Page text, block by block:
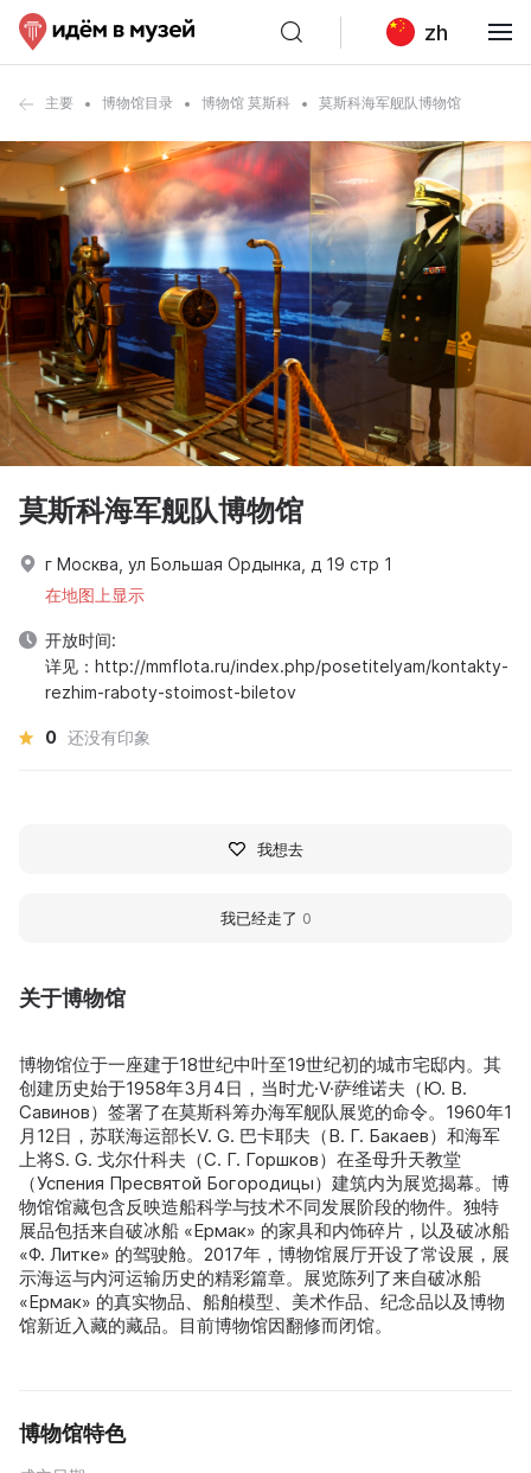
zh
主要 博物馆目录 博物馆 莫斯科 莫斯科海军舰队博物馆
关于博物馆
博物馆位于一座建于18世纪中叶至19世纪初的城市宅邸内。其
创建历史始于1958年3月4日，当时尤·V·萨维诺夫（Ю. В.
Савинов）签署了在莫斯科筹办海军舰队展览的命令。1960年1
月12日，苏联海运部长V. G. 巴卡耶夫（В. Г. Бакаев）和海军
上将S. G. 戈尔什科夫（С. Г. Горшков）在圣母升天教堂
（Успения Пресвятой Богородицы）建筑内为展览揭幕。博
物馆馆藏包含反映造船科学与技术不同发展阶段的物件。独特
展品包括来自破冰船 «Ермак» 的家具和内饰碎片，以及破冰船
«Ф. Литке» 的驾驶舱。2017年，博物馆展厅开设了常设展，展
示海运与内河运输历史的精彩篇章。展览陈列了来自破冰船
«Ермак» 的真实物品、船舶模型、美术作品、纪念品以及博物
馆新近入藏的藏品。目前博物馆因翻修而闭馆。
博物馆特色
莫斯科海军舰队博物馆
г Москва, ул Большая Ордынка, д 19 стр 1
在地图上显示
开放时间:
详见：http://mmflota.ru/index.php/posetitelyam/kontakty-
rezhim-raboty-stoimost-biletov
0 还没有印象
我想去
我已经走了 0